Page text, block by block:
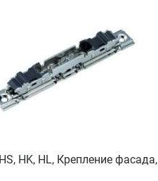
HK, HL, Крепление фасада,